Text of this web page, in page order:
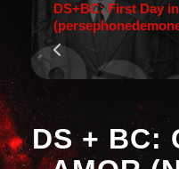
DS+BC: First Day
DS + BC: